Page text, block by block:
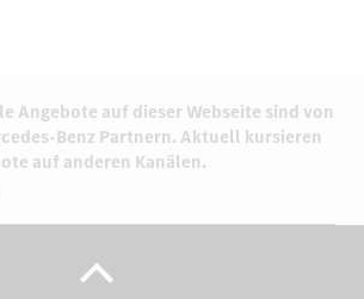
Angebote auf dieser Webseite sind von
Benz Partnern. Aktuell kursieren
auf anderen Kanälen.